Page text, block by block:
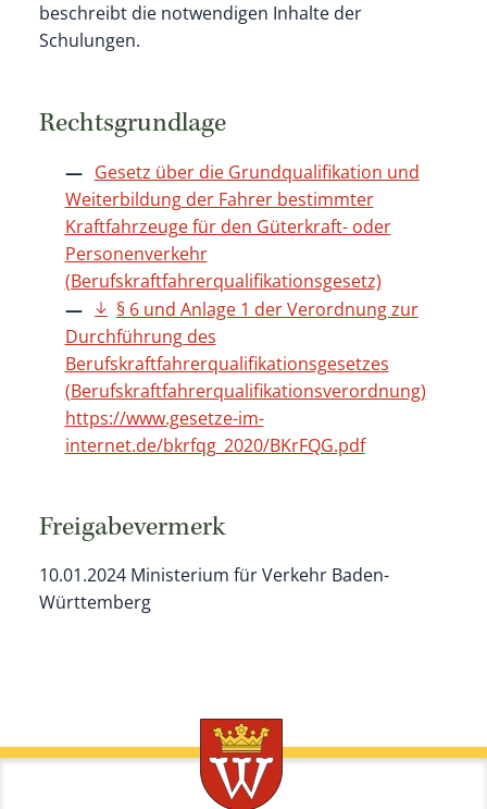
beschreibt die notwendigen Inhalte der
Schulungen.
Rechtsgrundlage
Gesetz über die Grundqualifikation und
Weiterbildung der Fahrer bestimmter
Kraftfahrzeuge für den Güterkraft- oder
Personenverkehr
(Berufskraftfahrerqualifikationsgesetz)
§ 6 und Anlage 1 der Verordnung zur
Durchführung des
Berufskraftfahrerqualifikationsgesetzes
(Berufskraftfahrerqualifikationsverordnung)
https://www.gesetze-im-
internet.de/bkrfqg_2020/BKrFQG.pdf
Freigabevermerk
10.01.2024 Ministerium für Verkehr Baden-
Württemberg